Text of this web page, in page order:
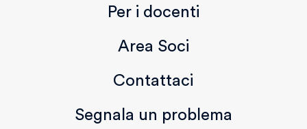
Per i docenti
Area Soci
Contattaci
Segnala un problema